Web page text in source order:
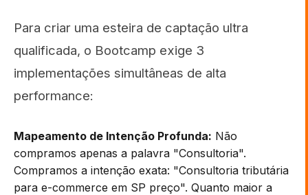
Para criar uma esteira de captação ultra
qualificada, o Bootcamp exige 3
implementações simultâneas de alta
performance:
Mapeamento de Intenção Profunda: Não
compramos apenas a palavra "Consultoria".
Compramos a intenção exata: "Consultoria tributária
para e-commerce em SP preço". Quanto maior a